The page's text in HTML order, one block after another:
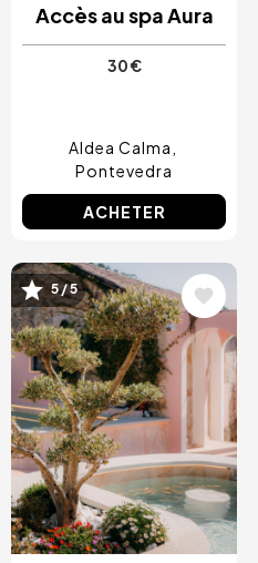
Accès au spa Aura
30 €
Aldea Calma
Pontevedra
ACHETER
Image
5 / 5